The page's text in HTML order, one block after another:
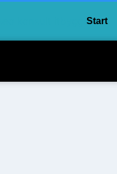
Start